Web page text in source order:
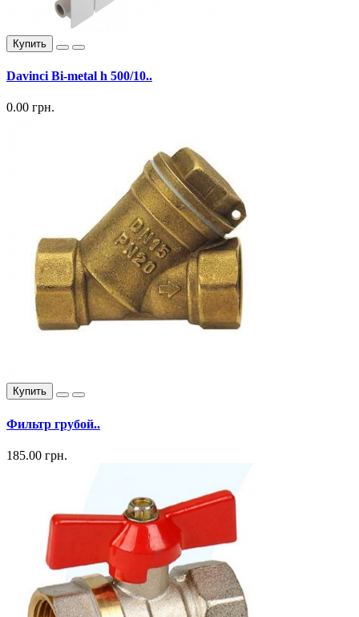
Купить
Davinci Bi-metal h 500/10..
0.00 грн.
Купить
Фильтр грубой..
185.00 грн.